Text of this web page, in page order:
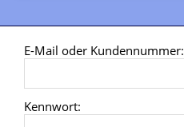
E-Mail oder Kundennummer:
Kennwort: